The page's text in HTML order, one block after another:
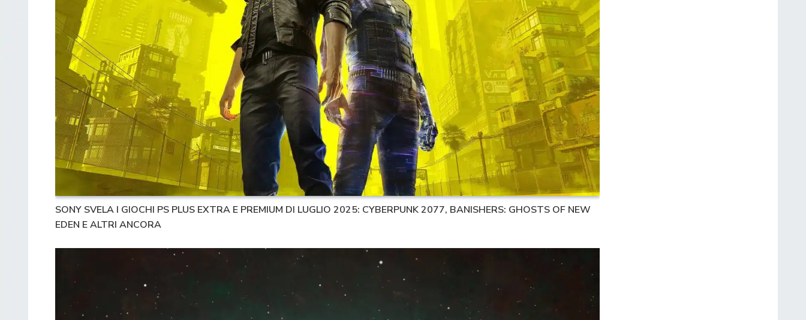
SONY SVELA I GIOCHI PS PLUS EXTRA E PREMIUM DI LUGLIO 2025: CYBERPUNK 2077, BANISHERS: GHOSTS OF NEW
EDEN E ALTRI ANCORA